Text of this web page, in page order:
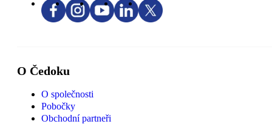
O Čedoku
O společnosti
Pobočky
Obchodní partneři